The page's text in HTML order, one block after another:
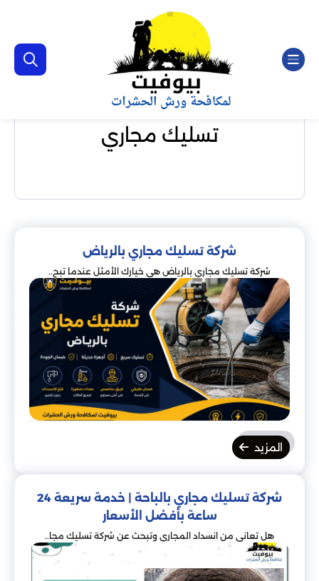
تسليك مجاري
شركة تسليك مجاري بالرياض
شركة تسليك مجاري بالرياض هي خيارك الأمثل عندما تبح..
المزيد
شركة تسليك مجاري بالباحة | خدمة سريعة 24
ساعة بأفضل الأسعار
هل تعاني من انسداد المجاري وتبحث عن شركة تسليك مجا..